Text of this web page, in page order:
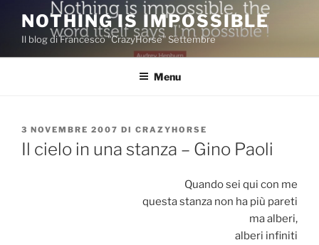
contenuto
NOTHING IS IMPOSSIBLE
Il blog di Francesco "CrazyHorse" Settembre
Menu
PUBBLICATO
IL
3 NOVEMBRE 2007 DI CRAZYHORSE
Il cielo in una stanza – Gino Paoli
Quando sei qui con me
questa stanza non ha più pareti
ma alberi,
alberi infiniti